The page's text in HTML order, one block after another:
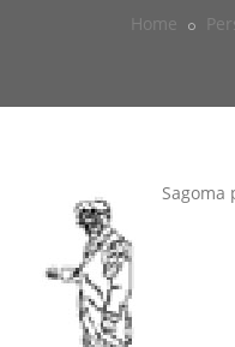
Home
Sagoma